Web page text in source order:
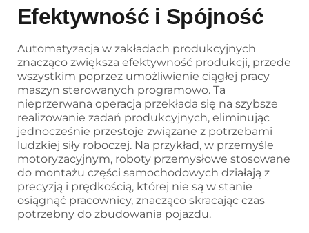
Efektywność i Spójność
Automatyzacja w zakładach produkcyjnych
znacząco zwiększa efektywność produkcji, przede
wszystkim poprzez umożliwienie ciągłej pracy
maszyn sterowanych programowo. Ta
nieprzerwana operacja przekłada się na szybsze
realizowanie zadań produkcyjnych, eliminując
jednocześnie przestoje związane z potrzebami
ludzkiej siły roboczej. Na przykład, w przemyśle
motoryzacyjnym, roboty przemysłowe stosowane
do montażu części samochodowych działają z
precyzją i prędkością, której nie są w stanie
osiągnąć pracownicy, znacząco skracając czas
potrzebny do zbudowania pojazdu.